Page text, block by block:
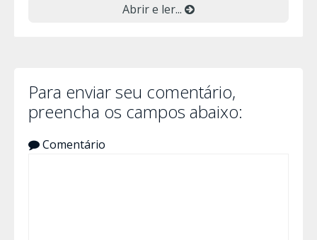
Abrir e ler...
Para enviar seu comentário,
preencha os campos abaixo:
Comentário